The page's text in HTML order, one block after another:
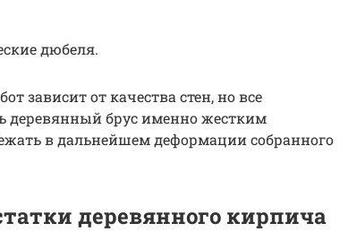
дюбеля.
зависит от качества стен, но все
деревянный брус именно жестким
в дальнейшем деформации собранного
деревянного кирпича